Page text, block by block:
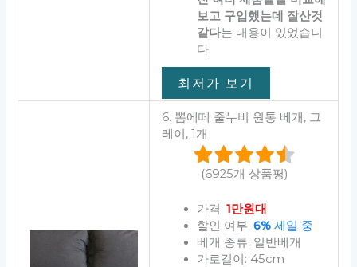
보고 구입했는데 잘산것
같다는 내용이 있었습니
다.
최저가 보기
6. 뽐에떼 줄누비 원통 베개, 그
레이, 1개
(6925개 상품평)
가격: 1만원대
할인 여부: 6%세일 중
베개 종류: 일반베개
가로길이: 45cm